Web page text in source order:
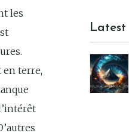
les
en terre,
Latest